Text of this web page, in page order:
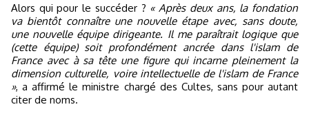
Alors qui pour le succéder ? « Après deux ans, la fondation
va bientôt connaître une nouvelle étape avec, sans doute,
une nouvelle équipe dirigeante. Il me paraîtrait logique que
(cette équipe) soit profondément ancrée dans l'islam de
France avec à sa tête une figure qui incarne pleinement la
dimension culturelle, voire intellectuelle de l'islam de France
», a affirmé le ministre chargé des Cultes, sans pour autant
citer de noms.